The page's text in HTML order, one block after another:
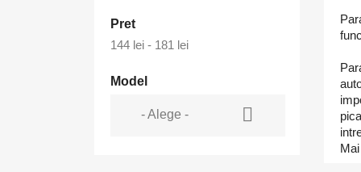
Pret
144 lei - 181 lei
Model
- Alege - 